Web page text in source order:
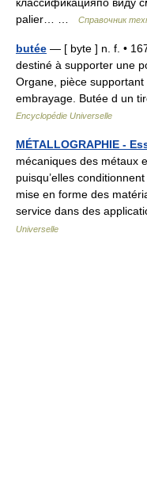
palier… …
Справочник
butée — [ byte ] n. f. •
destiné à supporter une
Organe, pièce
embrayage. Butée d un
Encyclopédie Universelle
MÉTALLOGRAPHIE -
mécaniques des métaux
puisqu’elles
mise en forme des
service dans des
Universelle